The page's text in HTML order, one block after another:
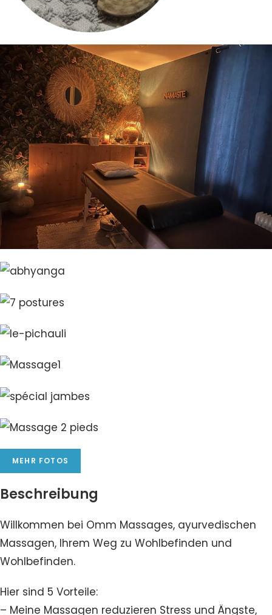
MEHR FOTOS
Beschreibung
Willkommen bei Omm Massages, ayurvedischen
Massagen, Ihrem Weg zu Wohlbefinden und
Wohlbefinden.
Hier sind 5 Vorteile:
– Meine Massagen reduzieren Stress und Ängste,